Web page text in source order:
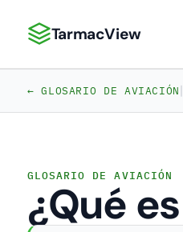
TarmacView: Análisis de
TarmacView
← GLOSARIO DE AVIACIÓN|
GLOSARIO DE AVIACIÓN
¿Qué